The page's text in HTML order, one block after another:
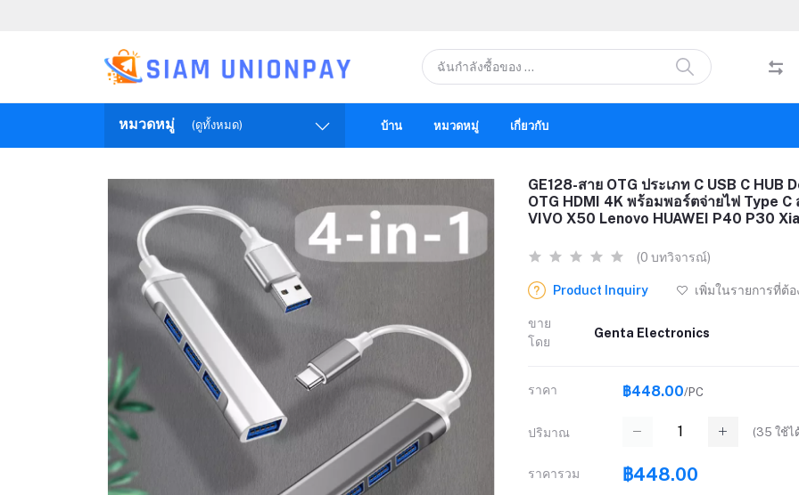
หมวดหมู่ (ดูทั้งหมด) บ้าน หมวดหมู่ เกี่ยวกับ
GE128-สาย OTG ประเภท C USB C
OTG HDMI 4K พร้อมพอร์ตจ่ายไฟ Type
VIVO X50 Lenovo HUAWEI P40 P30
(0 บทวิจารณ์)
Product Inquiry เพิ่มในรายการที่ต้อ
ขาย
โดย
Genta Electronics
ราคา ฿448.00/PC
ปริมาณ (35 ใช้ไ
ราคารวม ฿448.00